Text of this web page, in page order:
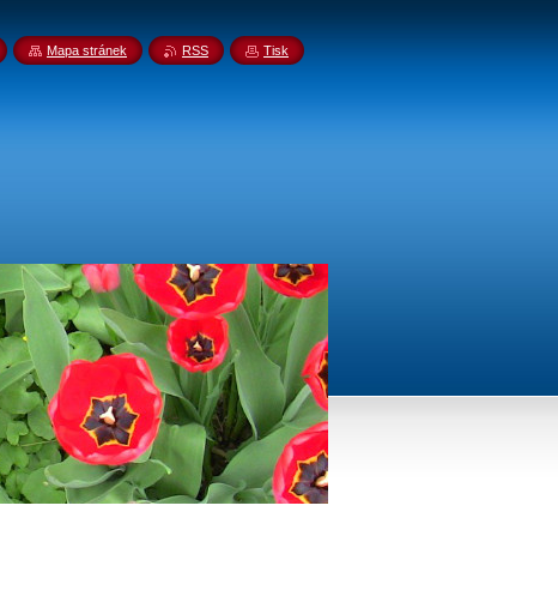
Mapa stránek RSS Tisk